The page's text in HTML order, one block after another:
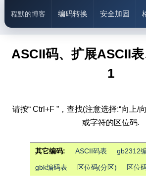
程默的博客 编码转换 安全加固
ASCII码、扩展ASCII
1
请按“ Ctrl+F ”，查找(注意选择:“向上/
或字符的区位码.
其它编码: ASCII码表 gb2312
gbk编码表 区位码(分区) 区位